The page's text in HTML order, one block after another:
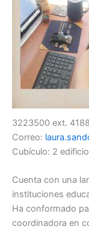
3223500 ext.
Correo:
Cubículo: 2
Cuenta con una
instituciones
Ha conformado
coordinadora en